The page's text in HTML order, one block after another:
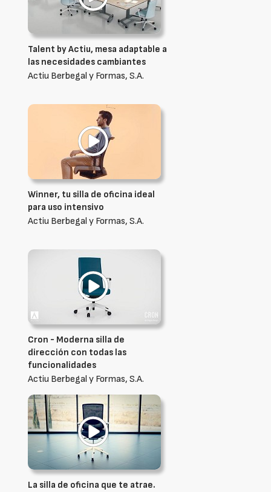
Talent by Actiu, mesa adaptable a
las necesidades cambiantes
Actiu Berbegal y Formas, S.A.
Winner, tu silla de oficina ideal
para uso intensivo
Actiu Berbegal y Formas, S.A.
Cron - Moderna silla de
dirección con todas las
funcionalidades
Actiu Berbegal y Formas, S.A.
La silla de oficina que te atrae.